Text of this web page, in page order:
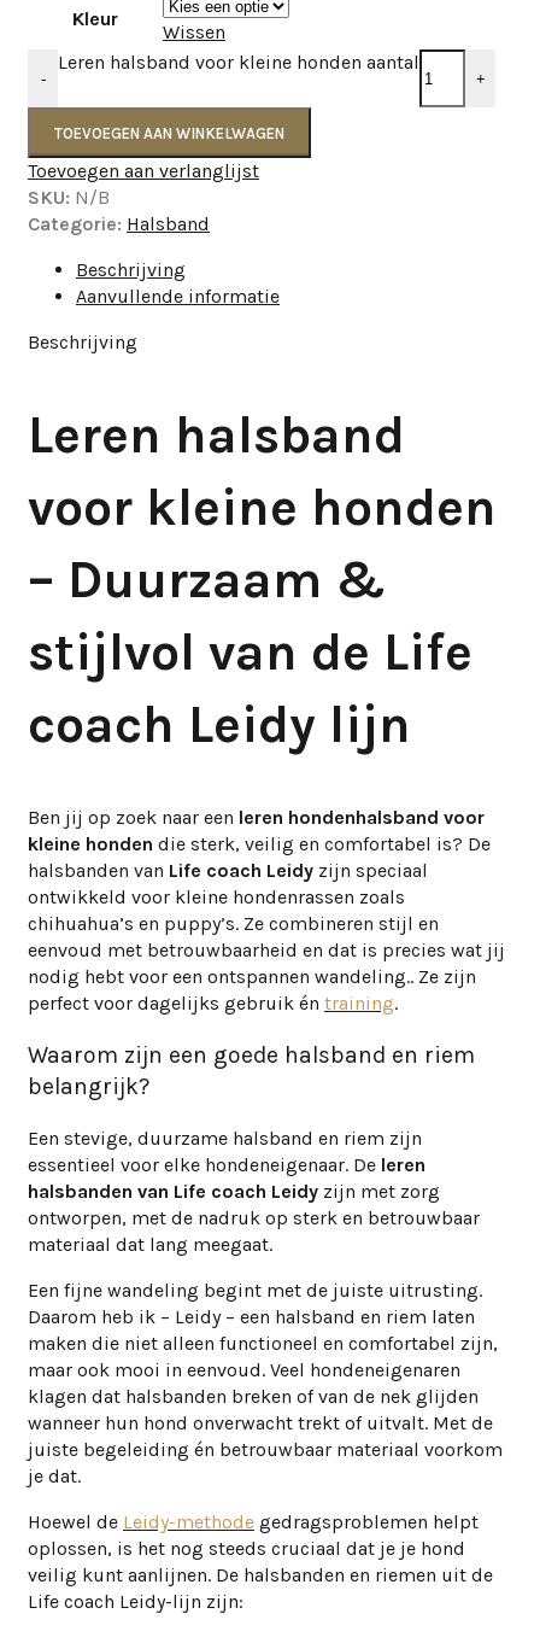
Kleur
Wissen
-
Leren halsband voor kleine honden aantal
+
TOEVOEGEN AAN WINKELWAGEN
Toevoegen aan verlanglijst
SKU: N/B
Categorie: Halsband
Beschrijving
Aanvullende informatie
Beschrijving
Leren halsband
voor kleine honden
– Duurzaam &
stijlvol van de Life
coach Leidy lijn
Ben jij op zoek naar een leren hondenhalsband voor
kleine honden die sterk, veilig en comfortabel is? De
halsbanden van Life coach Leidy zijn speciaal
ontwikkeld voor kleine hondenrassen zoals
chihuahua’s en puppy’s. Ze combineren stijl en
eenvoud met betrouwbaarheid en dat is precies wat jij
nodig hebt voor een ontspannen wandeling.. Ze zijn
perfect voor dagelijks gebruik én training.
Waarom zijn een goede halsband en riem
belangrijk?
Een stevige, duurzame halsband en riem zijn
essentieel voor elke hondeneigenaar. De leren
halsbanden van Life coach Leidy zijn met zorg
ontworpen, met de nadruk op sterk en betrouwbaar
materiaal dat lang meegaat.
Een fijne wandeling begint met de juiste uitrusting.
Daarom heb ik – Leidy – een halsband en riem laten
maken die niet alleen functioneel en comfortabel zijn,
maar ook mooi in eenvoud. Veel hondeneigenaren
klagen dat halsbanden breken of van de nek glijden
wanneer hun hond onverwacht trekt of uitvalt. Met de
juiste begeleiding én betrouwbaar materiaal voorkom
je dat.
Hoewel de Leidy-methode gedragsproblemen helpt
oplossen, is het nog steeds cruciaal dat je je hond
veilig kunt aanlijnen. De halsbanden en riemen uit de
Life coach Leidy-lijn zijn: